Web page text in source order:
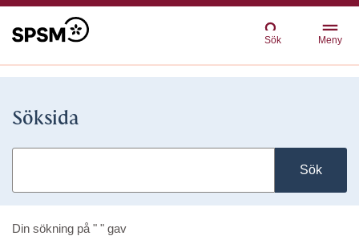
Sök Meny
Söksida
Sök
Din sökning på " " gav